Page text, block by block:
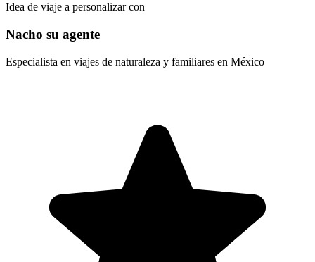
Idea de viaje a personalizar con
Nacho su agente
Especialista en viajes de naturaleza y familiares en México